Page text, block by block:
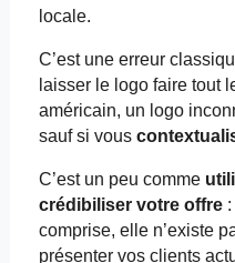
locale.
C’est une erreur
laisser le logo faire tout
américain, un logo
sauf si vous
C’est un peu comme
crédibiliser votre offre:
comprise, elle n’existe
présenter vos clients